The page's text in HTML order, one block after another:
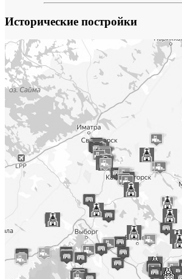
Исторические постройки